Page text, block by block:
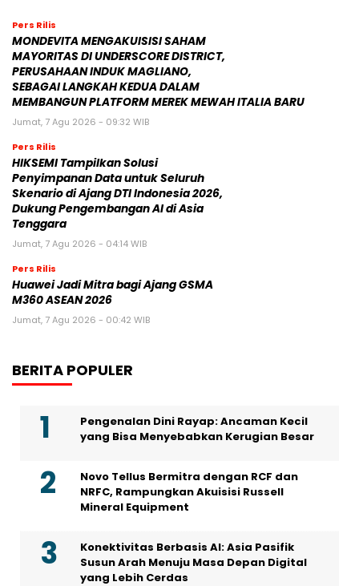
Pers Rilis
MONDEVITA MENGAKUISISI SAHAM
MAYORITAS DI UNDERSCORE DISTRICT,
PERUSAHAAN INDUK MAGLIANO,
SEBAGAI LANGKAH KEDUA DALAM
MEMBANGUN PLATFORM MEREK MEWAH ITALIA BARU
Jumat, 7 Agu 2026 - 09:32 WIB
Pers Rilis
HIKSEMI Tampilkan Solusi
Penyimpanan Data untuk Seluruh
Skenario di Ajang DTI Indonesia 2026,
Dukung Pengembangan AI di Asia
Tenggara
Jumat, 7 Agu 2026 - 04:14 WIB
Pers Rilis
Huawei Jadi Mitra bagi Ajang GSMA
M360 ASEAN 2026
Jumat, 7 Agu 2026 - 00:42 WIB
BERITA POPULER
Pengenalan Dini Rayap: Ancaman Kecil
yang Bisa Menyebabkan Kerugian Besar
Novo Tellus Bermitra dengan RCF dan
NRFC, Rampungkan Akuisisi Russell
Mineral Equipment
Konektivitas Berbasis AI: Asia Pasifik
Susun Arah Menuju Masa Depan Digital
yang Lebih Cerdas